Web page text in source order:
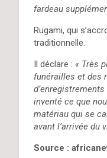
fardeau
Rugami, qui
traditionnelle.
Il déclare : « Très
funérailles et des
d’enregistrements
inventé ce que
matériau qui se
avant l’arrivée du
Source :